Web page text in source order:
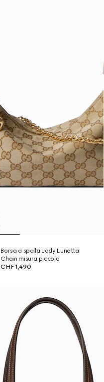
Borsa a spalla Lady Lunetta
Chain misura piccola
CHF 1,490